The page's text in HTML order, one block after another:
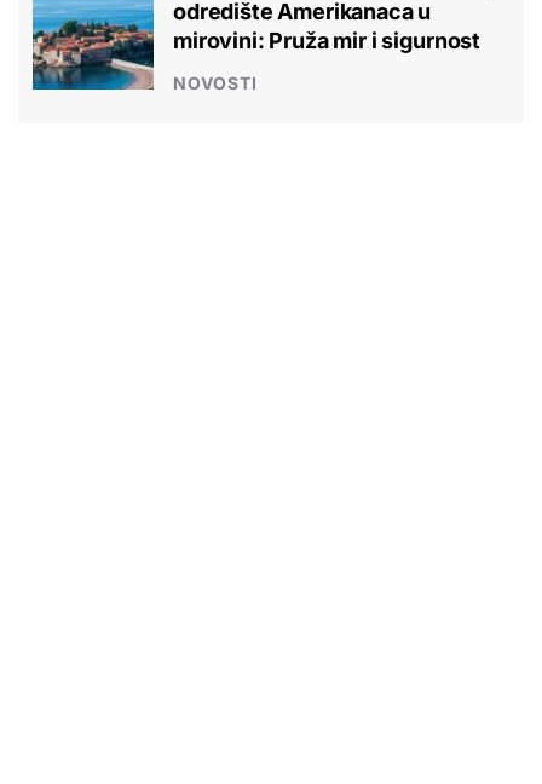
odredište Amerikanaca u
mirovini: Pruža mir i sigurnost
NOVOSTI